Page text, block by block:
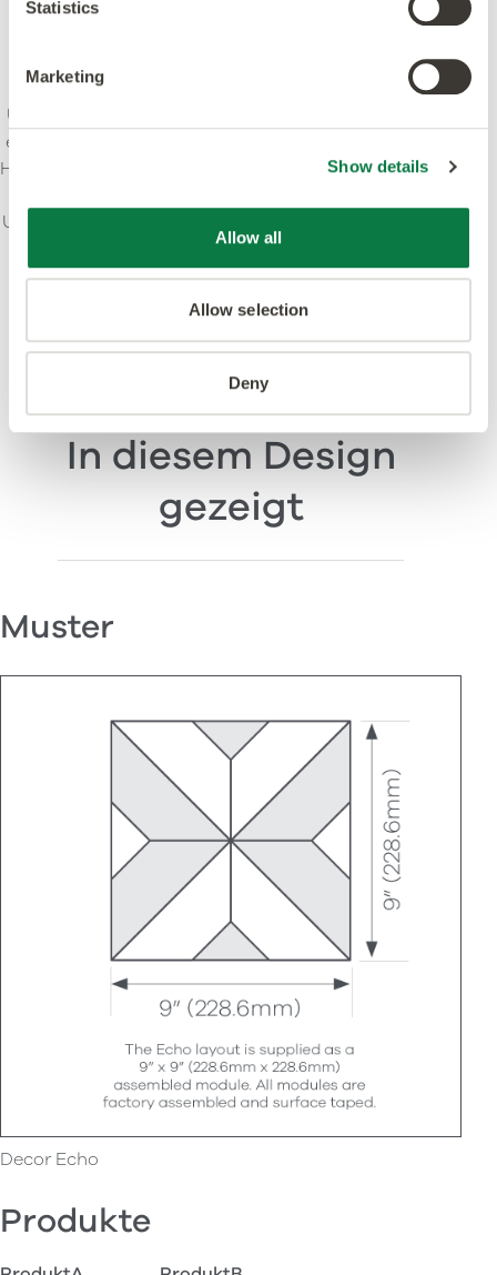
Statistics
Marketing
Show details
Allow all
Allow selection
Deny
Unser Anspruch ist es, Kreativität und Innovation mit
einem Höchstmaß an Qualität zu verbinden - Design,
Herstellung, Produkt und Service. Wir bekennen uns zu
Umweltbewusstsein in der Branche zu stärken. Unsere
Produkte und Prozesse erfüllen oder übertreffen
weltweit führende Standards.
In diesem Design
gezeigt
Muster
Decor Echo
Produkte